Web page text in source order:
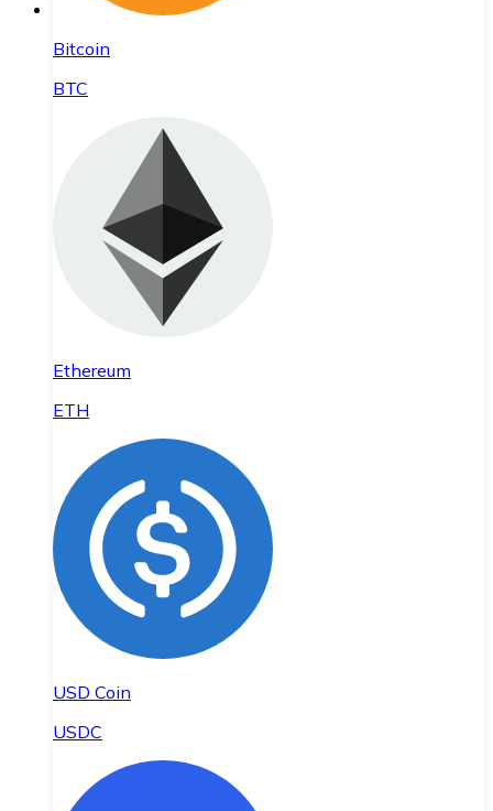
Bitcoin
BTC
Ethereum
ETH
USD Coin
USDC